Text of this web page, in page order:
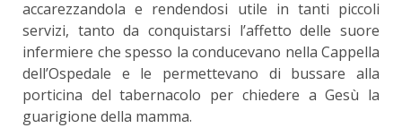
accarezzandola e rendendosi utile in tanti piccoli
servizi, tanto da conquistarsi l’affetto delle suore
infermiere che spesso la conducevano nella Cappella
dell’Ospedale e le permettevano di bussare alla
porticina del tabernacolo per chiedere a Gesù la
guarigione della mamma.